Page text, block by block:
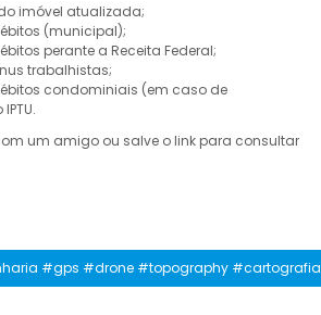
imóvel atualizada;
(municipal);
perante a Receita Federal;
trabalhistas;
condominiais (em caso de
um amigo ou salve o link para consultar
#gps #drone #topography